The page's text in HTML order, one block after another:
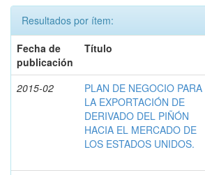
Resultados por ítem:
Fecha de
publicación
Título
2015-02
PLAN DE NEGOCIO PARA
LA EXPORTACIÓN DE
DERIVADO DEL PIÑÓN
HACIA EL MERCADO DE
LOS ESTADOS UNIDOS.